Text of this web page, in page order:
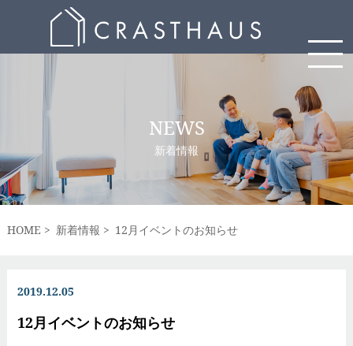
NEWS
新着情報
HOME 新着情報 12月イベントのお知らせ
2019.12.05
12月イベントのお知らせ